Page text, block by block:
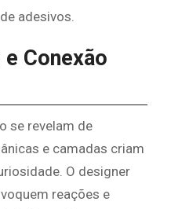
adesivos.
Conexão
se revelam de
e camadas criam
O designer
reações e